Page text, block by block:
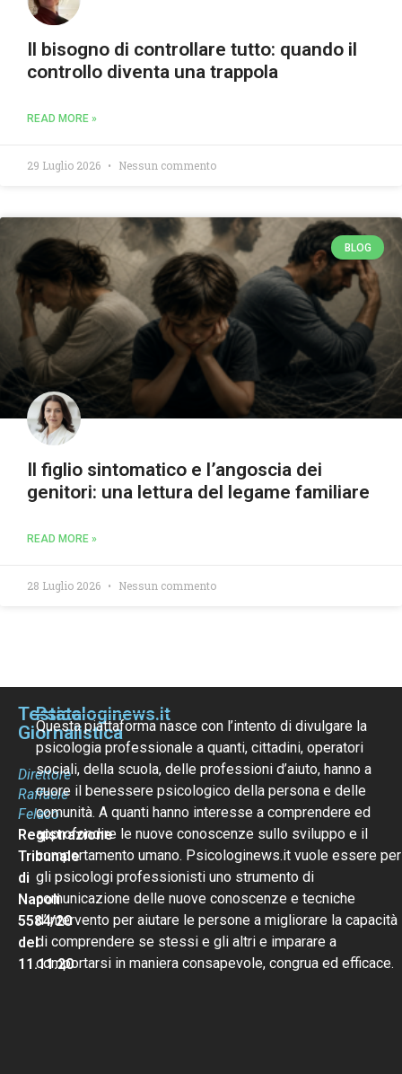
Il bisogno di controllare tutto: quando il
controllo diventa una trappola
READ MORE »
29 Luglio 2026 Nessun commento
BLOG
Il figlio sintomatico e l’angoscia dei
genitori: una lettura del legame familiare
READ MORE »
28 Luglio 2026 Nessun commento
Testata
Giornalistica
Direttore
Raffaele
Felaco
Registrazione
Tribunale
di
Napoli
5584/20
del
11.11.20
Psicologinews.it
Questa piattaforma nasce con l’intento di divulgare la
psicologia professionale a quanti, cittadini, operatori
sociali, della scuola, delle professioni d’aiuto, hanno a
cuore il benessere psicologico della persona e delle
comunità. A quanti hanno interesse a comprendere ed
approfondire le nuove conoscenze sullo sviluppo e il
comportamento umano. Psicologinews.it vuole essere per
gli psicologi professionisti uno strumento di
comunicazione delle nuove conoscenze e tecniche
d’intervento per aiutare le persone a migliorare la capacità
di comprendere se stessi e gli altri e imparare a
comportarsi in maniera consapevole, congrua ed efficace.